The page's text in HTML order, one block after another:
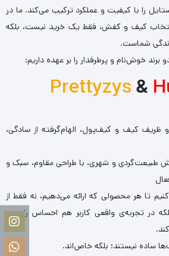
را با کیفیت و عملکرد ترکیب می‌کند. ما در
انتخاب کیف و کفش، فقط یک خرید نیست، بلکه
شماست.
برند خوش‌نام و پرطرفدار را بر عهده داریم:
Prettyzys&
و ظریف کیف و کیف‌پول، الهام‌گرفته از سادگی،
طبیعت‌گردی و شهری، با طراحی مقاوم، سبک و
تا هر محصولی که ارائه می‌دهیم، نه فقط از
در تجربه‌ی واقعی کاربر هم احساس راحتی،
ساده نیستند؛ بلکه خاص‌اند.